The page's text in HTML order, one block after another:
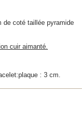
de coté taillée pyramide
cuir aimanté.
: 3 cm.